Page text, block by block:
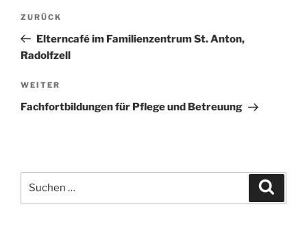
Beitragsnavigation
Vorheriger
Beitrag
ZURÜCK
Elterncafé im Familienzentrum St. Anton,
Radolfzell
Nächster
Beitrag
WEITER
Fachfortbildungen für Pflege und Betreuung
nach: